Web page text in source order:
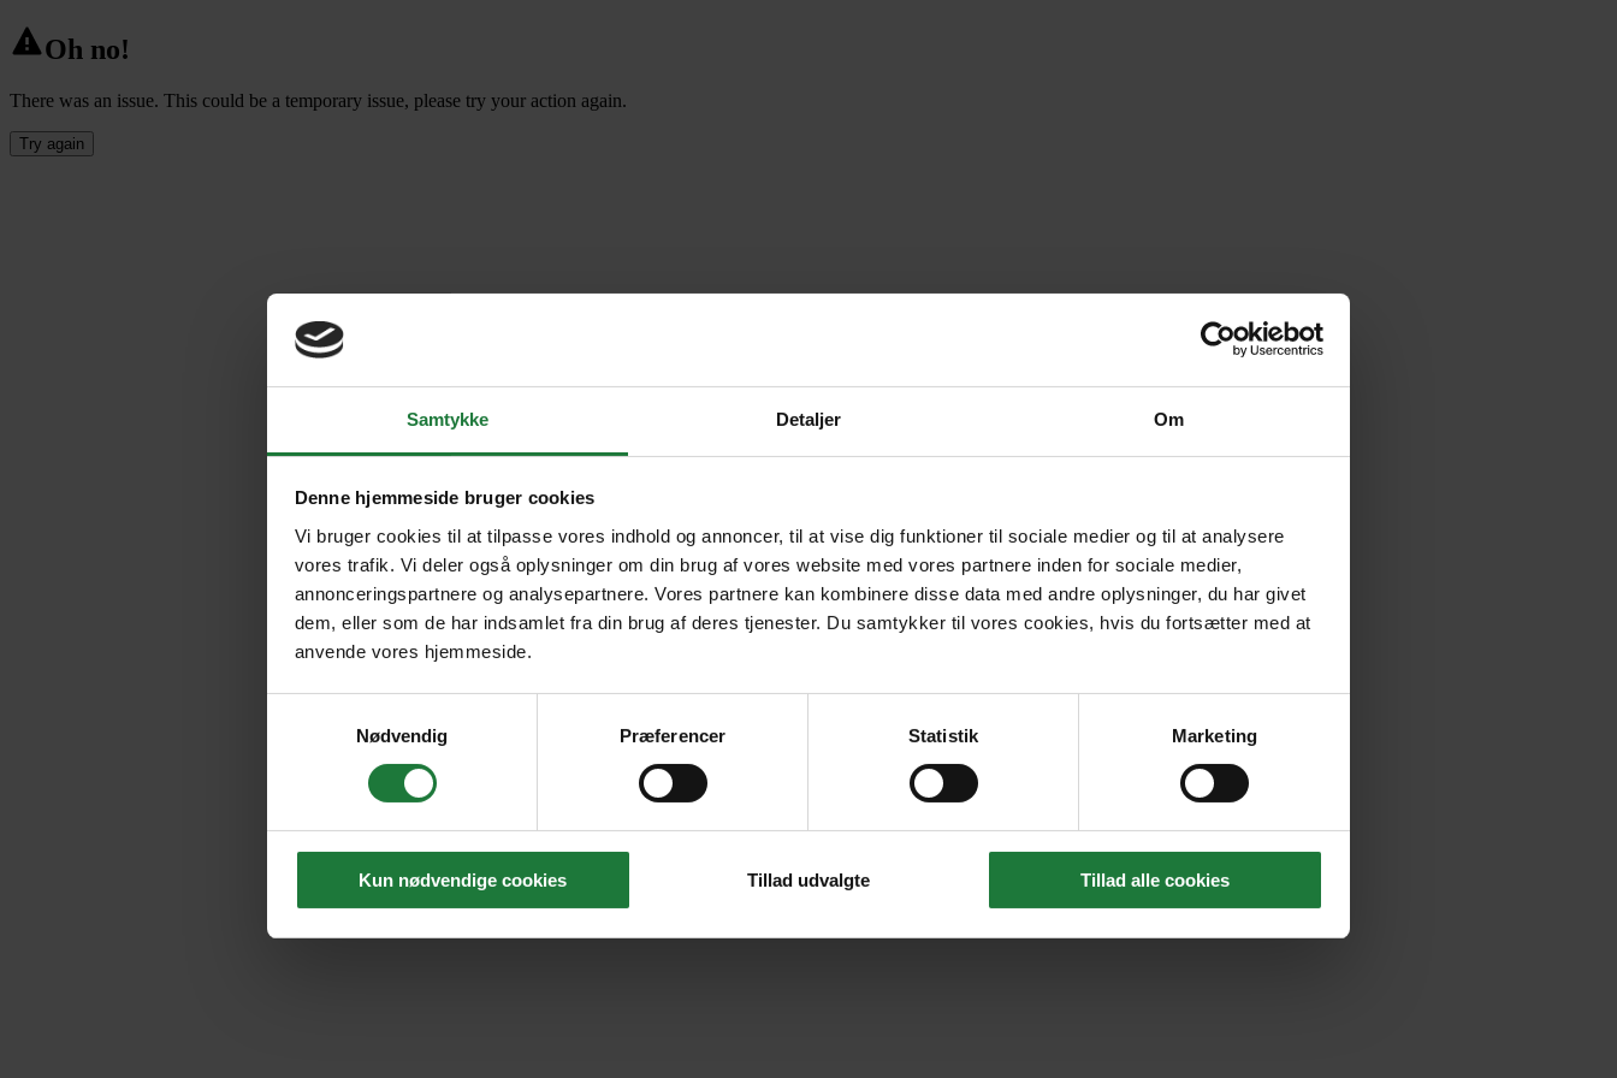
Samtykke Detaljer Om
Denne hjemmeside bruger cookies
Vi bruger cookies til at tilpasse vores indhold og annoncer, til at vise dig funktioner til sociale medier og til at analysere
vores trafik. Vi deler også oplysninger om din brug af vores website med vores partnere inden for sociale medier,
annonceringspartnere og analysepartnere. Vores partnere kan kombinere disse data med andre oplysninger, du har givet
dem, eller som de har indsamlet fra din brug af deres tjenester. Du samtykker til vores cookies, hvis du fortsætter med at
anvende vores hjemmeside.
Nødvendig
Præferencer Statistik Marketing
Kun nødvendige cookies Tillad udvalgte Tillad alle cookies
Oh no!
There was an issue. This could be a temporary issue, please try your action again.
Try again